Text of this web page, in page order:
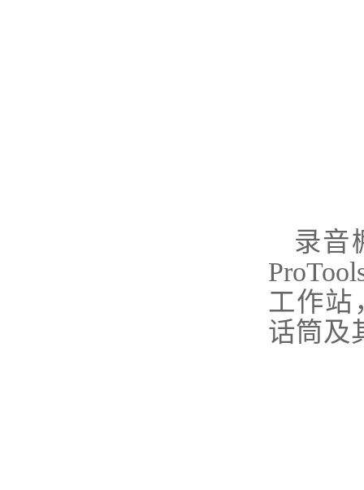
录音
工作站
话筒及